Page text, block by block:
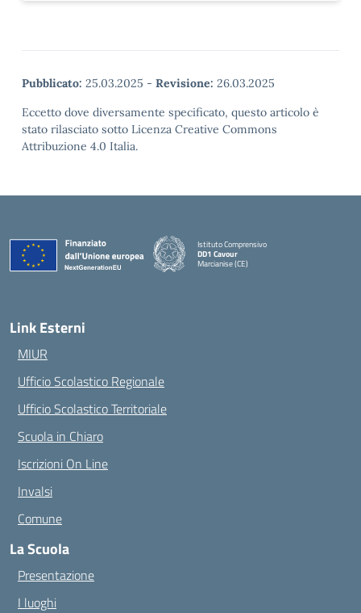
Pubblicato: 25.03.2025 - Revisione: 26.03.2025
Eccetto dove diversamente specificato, questo articolo è
stato rilasciato sotto Licenza Creative Commons
Attribuzione 4.0 Italia.
Istituto Comprensivo
DD1 Cavour
Marcianise (CE)
Link Esterni
MIUR
Ufficio Scolastico Regionale
Ufficio Scolastico Territoriale
Scuola in Chiaro
Iscrizioni On Line
Invalsi
Comune
La Scuola
Presentazione
I luoghi